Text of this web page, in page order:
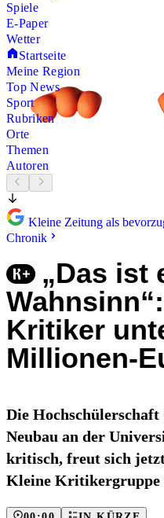
Spiele
E-Paper
Wetter
Startseite
Meine Region
Top News
Sport
Rubriken
Orte
Themen
Autoren
Kleine Zeitung als
Chronik
„Das ist
Kritiker
Millionen-
Die
Neubau an der
kritisch, freut sich
Kleine Kritikergruppe